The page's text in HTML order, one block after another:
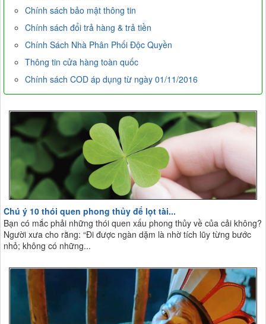
Chính sách bảo mật thông tin
Chính sách đổi trả hàng & trả tiền
Chính Sách Nhà Phân Phối Độc Quyền
Thông tin cửa hàng toàn quốc
Chính sách COD áp dụng từ ngày 01/11/2016
Chú ý 10 thói quen phong thủy để lọt tài...
Bạn có mắc phải những thói quen xấu phong thủy về của cải không?
Người xưa cho rằng: “Đi được ngàn dặm là nhờ tích lũy từng bước
nhỏ; không có những...